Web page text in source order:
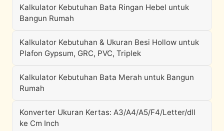
Kalkulator Kebutuhan Bata Ringan Hebel untuk
Bangun Rumah
Kalkulator Kebutuhan & Ukuran Besi Hollow untuk
Plafon Gypsum, GRC, PVC, Triplek
Kalkulator Kebutuhan Bata Merah untuk Bangun
Rumah
Konverter Ukuran Kertas: A3/A4/A5/F4/Letter/dll
ke Cm Inch